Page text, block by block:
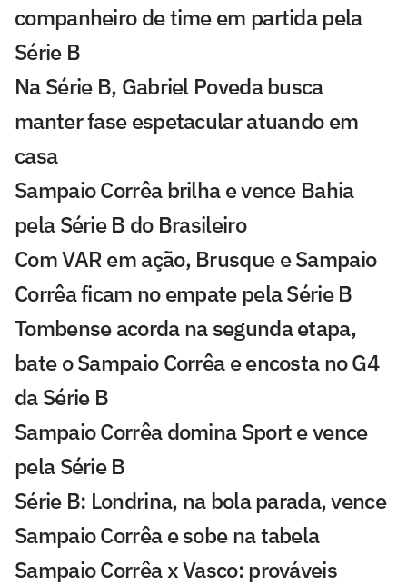
companheiro de time em partida pela
Série B
Na Série B, Gabriel Poveda busca
manter fase espetacular atuando em
casa
Sampaio Corrêa brilha e vence Bahia
pela Série B do Brasileiro
Com VAR em ação, Brusque e Sampaio
Corrêa ficam no empate pela Série B
Tombense acorda na segunda etapa,
bate o Sampaio Corrêa e encosta no G4
da Série B
Sampaio Corrêa domina Sport e vence
pela Série B
Série B: Londrina, na bola parada, vence
Sampaio Corrêa e sobe na tabela
Sampaio Corrêa x Vasco: prováveis